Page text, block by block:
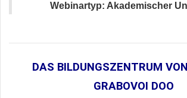
Webinartyp: Akademischer
DAS BILDUNGSZENTRUM
GRABOVOI DOO